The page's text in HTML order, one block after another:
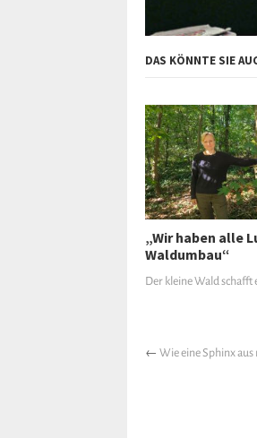
DAS KÖNNTE SIE
„Wir haben alle
Waldumbau“
Der kleine Wald schafft
← Wie eine Sphinx